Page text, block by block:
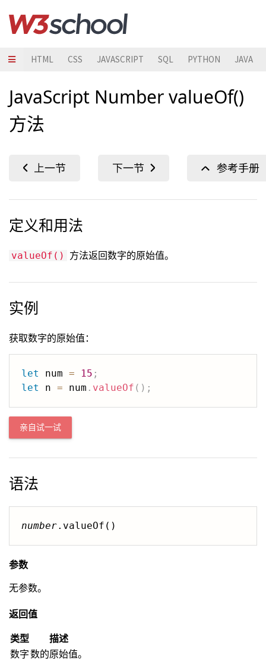
HTML CSS JAVASCRIPT SQL PYTHON JAVA
JavaScript Number valueOf()
方法
定义和用法
valueOf() 方法返回数字的原始值。
实例
获取数字的原始值：
let num = 15 ;
let
n = num . valueOf ( ) ;
亲自试一试
语法
number.valueOf()
参数
无参数。
返回值
类型
描述
数字数的原始值。